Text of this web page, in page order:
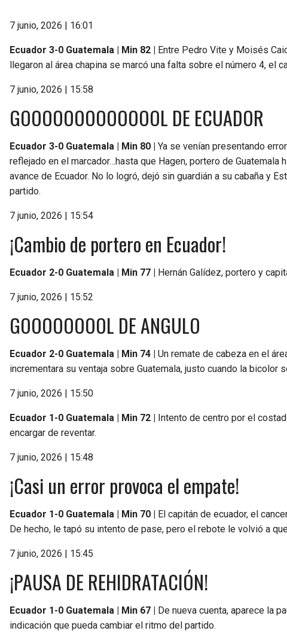
7 junio, 2026 | 16:01
Ecuador 3-0 Guatemala | Min 82 | Entre Pedro Vite y Moisés
llegaron al área chapina se marcó una falta sobre el número 4, el
7 junio, 2026 | 15:58
GOOOOOOOOOOOOOL DE ECUADOR
Ecuador 3-0 Guatemala | Min 80 | Ya se venían presentando
reflejado en el marcador…hasta que Hagen, portero de
avance de Ecuador. No lo logró, dejó sin guardián a su cabaña y
partido.
7 junio, 2026 | 15:54
¡Cambio de portero en Ecuador!
Ecuador 2-0 Guatemala | Min 77 | Hernán Galídez, portero y
7 junio, 2026 | 15:52
GOOOOOOOOL DE ANGULO
Ecuador 2-0 Guatemala | Min 74 | Un remate de cabeza en el
incrementara su ventaja sobre Guatemala, justo cuando la bicolor
7 junio, 2026 | 15:50
Ecuador 1-0 Guatemala | Min 72 | Intento de centro por el
encargar de reventar.
7 junio, 2026 | 15:48
¡Casi un error provoca el empate!
Ecuador 1-0 Guatemala | Min 70 | El capitán de ecuador, el
De hecho, le tapó su intento de pase, pero el rebote le volvió a
7 junio, 2026 | 15:45
¡PAUSA DE REHIDRATACIÓN!
Ecuador 1-0 Guatemala | Min 67 | De nueva cuenta, aparece la
indicación que pueda cambiar el ritmo del partido.